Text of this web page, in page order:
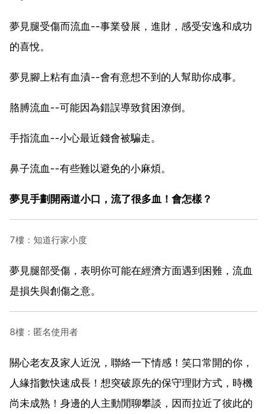
夢見腿受傷而流血--事業發展，進財，感受安逸和成功
的喜悅。
夢見腳上粘有血漬--會有意想不到的人幫助你成事。
胳膊流血--可能因為錯誤導致貧困潦倒。
手指流血--小心最近錢會被騙走。
鼻子流血--有些難以避免的小麻煩。
夢見手劃開兩道小口，流了很多血！會怎樣？
7樓：知道行家小度
夢見腿部受傷，表明你可能在經濟方面遇到困難，流血
是損失與創傷之意。
8樓：匿名使用者
關心老友及家人近況，聯絡一下情感！笑口常開的你，
人緣指數快速成長！想突破原先的保守理財方式，時機
尚未成熟！身邊的人主動閒聊攀談，因而拉近了彼此的